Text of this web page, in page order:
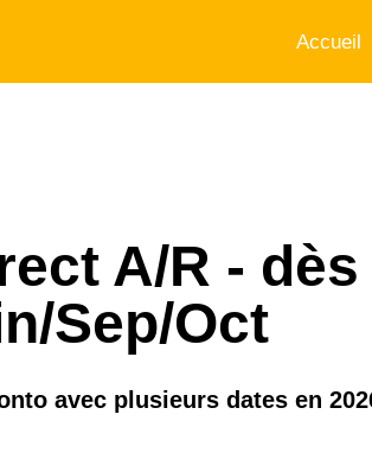
Accueil
A/R - dès
Sep/Oct
avec plusieurs dates en